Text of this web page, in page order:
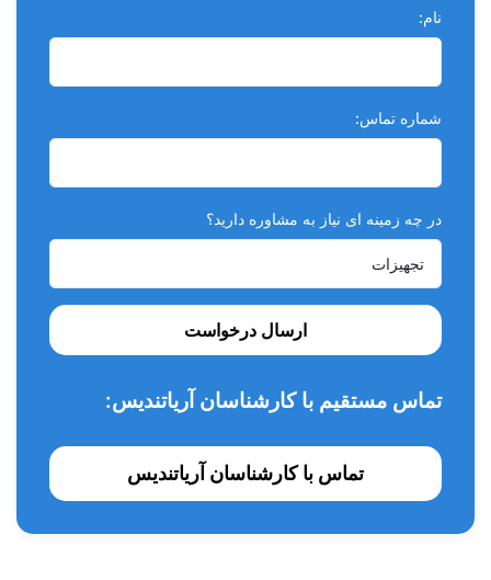
نام:
شماره تماس:
در چه زمینه ای نیاز به مشاوره دارید؟
ارسال درخواست
تماس مستقیم با کارشناسان آریاتندیس:
تماس با کارشناسان آریاتندیس